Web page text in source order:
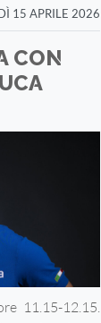
15 APRILE 2026
CON
11.15-12.15.